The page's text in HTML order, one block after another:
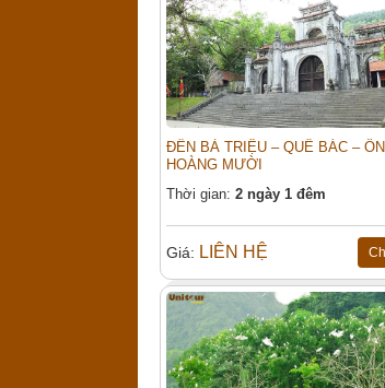
ĐỀN BÀ TRIỆU – QUÊ BÁC –
HOÀNG MƯỜI
Thời gian: 2 ngày 1 đêm
Giá: LIÊN HỆ